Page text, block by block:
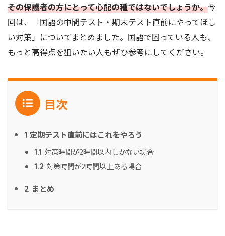
その保護者の方にとって心配の種ではないでしょうか。今
回は、「国語の中間テスト・期末テスト直前にやってほし
い対策」についてまとめました。国語で困っている人も、
もっと高得点を狙いたい人もぜひ参考にしてください。
目次
1 定期テスト直前にはこれをやろう
1.1 対策時間が2時間以内しかない場合
1.2 対策時間が2時間以上ある場合
2 まとめ